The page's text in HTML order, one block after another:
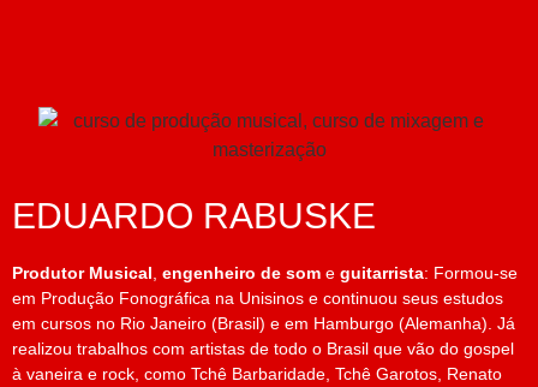
EDUARDO RABUSKE
Produtor Musical engenheiro de som e guitarrista: Formou-se
em Produção Fonográfica na Unisinos e continuou seus estudos
em cursos no Rio Janeiro (Brasil) e em Hamburgo (Alemanha). Já
realizou trabalhos com artistas de todo o Brasil que vão do gospel
à vaneira e rock, como Tchê Barbaridade, Tchê Garotos, Renato